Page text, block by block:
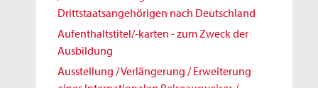
Drittstaatsangehörigen nach Deutschland
Aufenthaltstitel/-karten - zum Zweck der
Ausbildung
Ausstellung / Verlängerung / Erweiterung